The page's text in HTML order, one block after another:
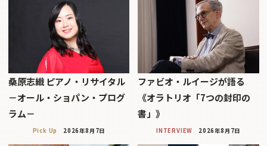
桑原志織 ピアノ・リサイタル
－オール・ショパン・プログ
ラム－
Pick Up 2026年8月7日
ファビオ・ルイージが語る
《オラトリオ「7つの封印の
書」》
INTERVIEW 2026年8月7日